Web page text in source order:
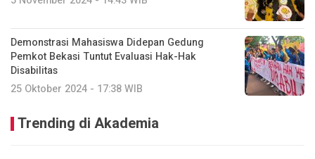
Demonstrasi Mahasiswa Didepan Gedung
Pemkot Bekasi Tuntut Evaluasi Hak-Hak
Disabilitas
25 Oktober 2024 - 17:38 WIB
Trending di Akademia